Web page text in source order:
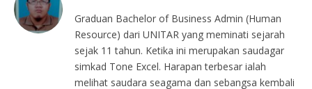
Graduan Bachelor of Business Admin (Human
Resource) dari UNITAR yang meminati sejarah
sejak 11 tahun. Ketika ini merupakan saudagar
simkad Tone Excel. Harapan terbesar ialah
melihat saudara seagama dan sebangsa kembali